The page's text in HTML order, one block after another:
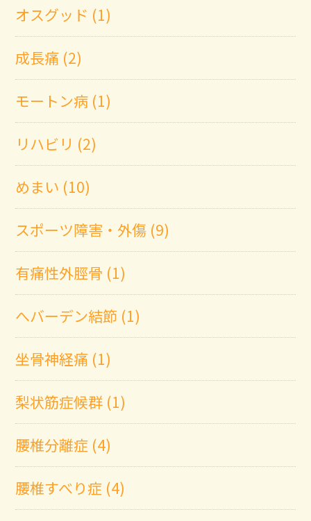
オスグッド (1)
成長痛 (2)
モートン病 (1)
リハビリ (2)
めまい (10)
スポーツ障害・外傷 (9)
有痛性外脛骨 (1)
へバーデン結節 (1)
坐骨神経痛 (1)
梨状筋症候群 (1)
腰椎分離症 (4)
腰椎すべり症 (4)